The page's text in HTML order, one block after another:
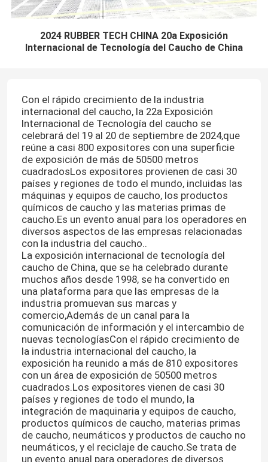
2024 RUBBER TECH CHINA 20a Exposición
Internacional de Tecnología del Caucho de China
Con el rápido crecimiento de la industria
internacional del caucho, la 22a Exposición
Internacional de Tecnología del caucho se
celebrará del 19 al 20 de septiembre de 2024,que
reúne a casi 800 expositores con una superficie
de exposición de más de 50500 metros
cuadradosLos expositores provienen de casi 30
países y regiones de todo el mundo, incluidas las
máquinas y equipos de caucho, los productos
químicos de caucho y las materias primas de
caucho.Es un evento anual para los operadores en
diversos aspectos de las empresas relacionadas
con la industria del caucho..
La exposición internacional de tecnología del
caucho de China, que se ha celebrado durante
muchos años desde 1998, se ha convertido en
una plataforma para que las empresas de la
industria promuevan sus marcas y
comercio,Además de un canal para la
comunicación de información y el intercambio de
nuevas tecnologíasCon el rápido crecimiento de
la industria internacional del caucho, la
exposición ha reunido a más de 810 expositores
con un área de exposición de 50500 metros
cuadrados.Los expositores vienen de casi 30
países y regiones de todo el mundo, la
integración de maquinaria y equipos de caucho,
productos químicos de caucho, materias primas
de caucho, neumáticos y productos de caucho no
neumáticos, y el reciclaje de caucho.Se trata de
un evento anual para operadores de diversos